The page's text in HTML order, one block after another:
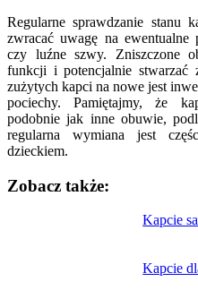
Regularne sprawdzanie stanu
zwracać uwagę na ewentualne
czy luźne szwy. Zniszczone
funkcji i potencjalnie stwarzać
zużytych kapci na nowe jest
pociechy. Pamiętajmy, że
podobnie jak inne obuwie,
regularna wymiana jest
dzieckiem.
Zobacz także:
Kapcie
Kapcie